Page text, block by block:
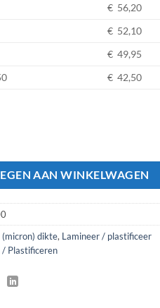
€ 56,20
€ 52,10
€ 49,95
€ 42,50
(A3) Lamineer hoezen aantal
AAN WINKELWAGEN
dikte, Lamineer / plastificeer
/ Plastificeren